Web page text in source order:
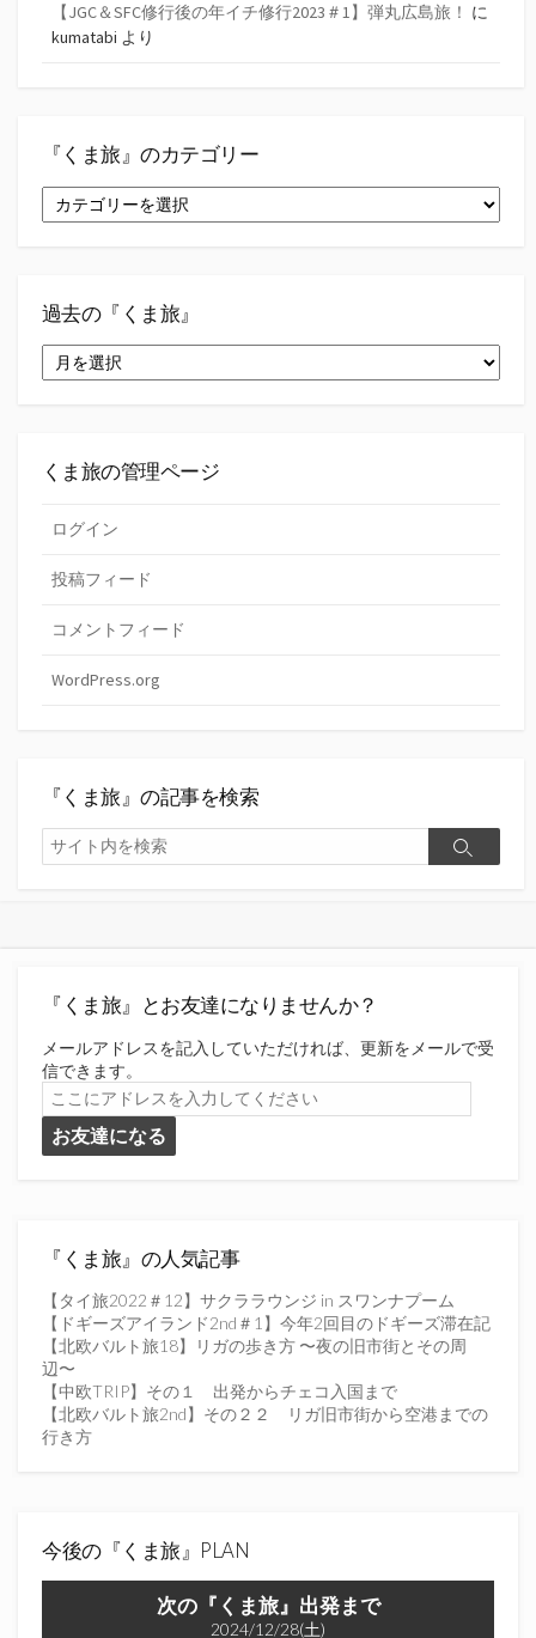
【JGC＆SFC修行後の年イチ修行2023＃1】弾丸広島旅！ に
kumatabi より
『くま旅』のカテゴリー
『く
ま
テ
ー
過去の『くま旅』
去
旅』
くま旅の管理ページ
ログイン
投稿フィード
コメントフィード
WordPress.org
『くま旅』の記事を検索
検
索
検
『くま旅』とお友達になりませんか？
メールアドレスを記入していただければ、更新をメールで受
信できます。
こ
こ
に
ア
を
力
し
て
く
だ
さ
い
お友達になる
『くま旅』の人気記事
【タイ旅2022＃12】サクララウンジ in スワンナプーム
【ドギーズアイランド2nd＃1】今年2回目のドギーズ滞在記
【北欧バルト旅18】リガの歩き方 〜夜の旧市街とその周
辺〜
【中欧TRIP】その１ 出発からチェコ入国まで
【北欧バルト旅2nd】その２２ リガ旧市街から空港までの
行き方
今後の『くま旅』PLAN
次の『くま旅』出発まで
2024/12/28(土)